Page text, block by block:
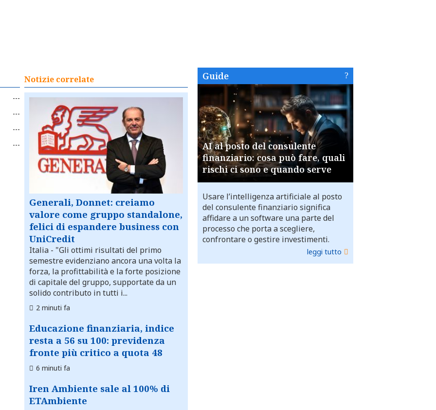
---
---
---
---
Notizie correlate
Generali, Donnet: creiamo
valore come gruppo standalone,
felici di espandere business con
UniCredit
Italia - "Gli ottimi risultati del primo
semestre evidenziano ancora una volta la
forza, la profittabilità e la forte posizione
di capitale del gruppo, supportate da un
solido contributo in tutti i...
2 minuti fa
Educazione finanziaria, indice
resta a 56 su 100: previdenza
fronte più critico a quota 48
6 minuti fa
Iren Ambiente sale al 100% di
ETAmbiente
Guide
AI al posto del consulente
finanziario: cosa può fare, quali
rischi ci sono e quando serve
Usare l’intelligenza artificiale al posto
del consulente finanziario significa
affidare a un software una parte del
processo che porta a scegliere,
confrontare o gestire investimenti.
leggi tutto